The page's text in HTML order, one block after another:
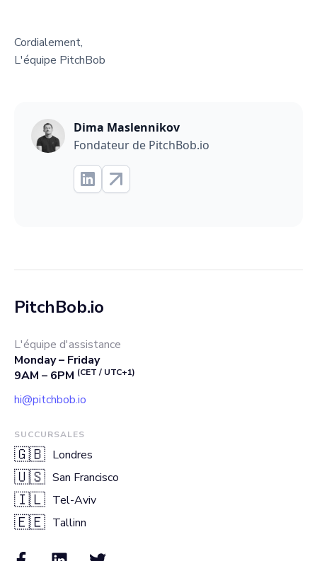
Cordialement,
L'équipe PitchBob
Dima Maslennikov
Fondateur de PitchBob.io
PitchBob.io
L'équipe d'assistance
Monday – Friday
9AM – 6PM (CET / UTC+1)
hi@pitchbob.io
SUCCURSALES
🇬🇧 Londres
🇺🇸 San Francisco
🇮🇱 Tel-Aviv
🇪🇪 Tallinn